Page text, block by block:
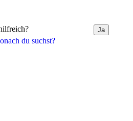
du suchst?
Ja